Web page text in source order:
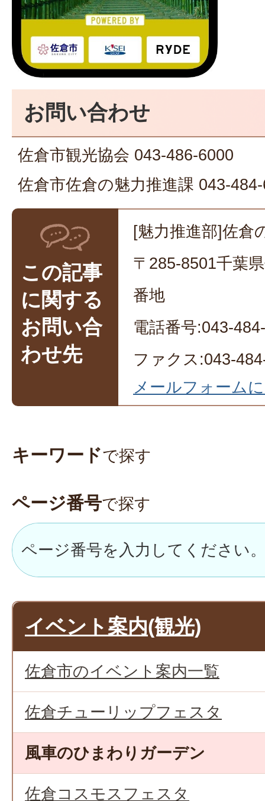
お問い合わせ
佐倉市観光協会 043-486-6000
佐倉市佐倉の魅力推進課 043-
この記事
に関する
お問い合
わせ先
[魅力推進部]佐倉
〒285-8501千葉
番地
電話番号:043-
ファクス:043-
メールフォーム
キーワードで探す
ページ番号で探す
イベント案内(観光)
佐倉市のイベント案内一覧
佐倉チューリップフェスタ
風車のひまわりガーデン
佐倉コスモスフェスタ